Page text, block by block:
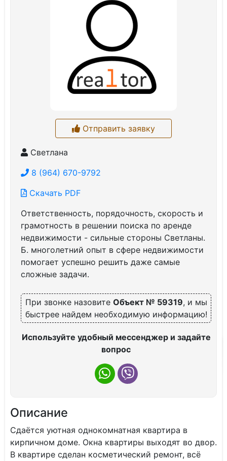
Отправить заявку
Светлана
8 (964) 670-9792
Скачать PDF
Ответственность, порядочность, скорость и
грамотность в решении поиска по аренде
недвижимости - сильные стороны Светланы.
Б. многолетний опыт в сфере недвижимости
помогает успешно решить даже самые
сложные задачи.
При звонке назовите Объект № 59319, и мы
быстрее найдем необходимую информацию!
Используйте удобный мессенджер и задайте
вопрос
Описание
Сдаётся уютная однокомнатная квартира в
кирпичном доме. Окна квартиры выходят во двор.
В квартире сделан косметический ремонт, всё